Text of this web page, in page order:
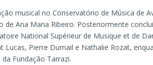
musical no Conservatório de Música de
de Ana Maria Ribeiro. Posteriormente
National Supérieur de Musique et de
Lucas, Pierre Dumail e Nathalie Rozat,
Fundação Tarrazi.